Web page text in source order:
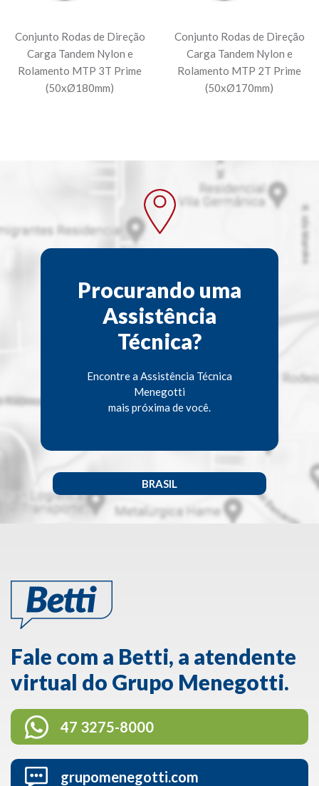
Conjunto Rodas de Direção
Carga Tandem Nylon e
Rolamento MTP 3T Prime
(50xØ180mm)
Conjunto Rodas de Direção
Carga Tandem Nylon e
Rolamento MTP 2T Prime
(50xØ170mm)
Procurando uma
Assistência
Técnica?
Encontre a Assistência Técnica
Menegotti
mais próxima de você.
BRASIL
Fale com a Betti, a atendente
virtual do Grupo Menegotti.
47 3275-8000
grupomenegotti.com